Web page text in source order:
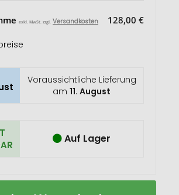
exkl. MwSt. zzgl. Versandkosten 128,00 €
Voraussichtliche Lieferung
am11. August
Auf Lager